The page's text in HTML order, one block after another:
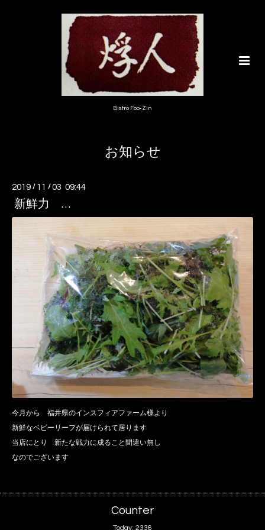
Bistro Foo-Zin
お知らせ
2019 / 11 /03 09:44
新鮮力 …
今月から 福井県のインスフィアファーム様より
新鮮なベビーリーフが届けられて居ります
当店にとり 新たな戦力に成ること間違い無し
なのでございます
Counter
Today: 2336